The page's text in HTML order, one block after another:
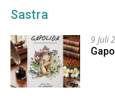
Sastra
9 Juli